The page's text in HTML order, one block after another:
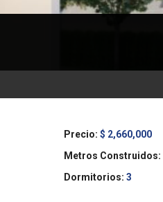
Precio: $ 2,660,000
Metros Construidos:
Dormitorios: 3